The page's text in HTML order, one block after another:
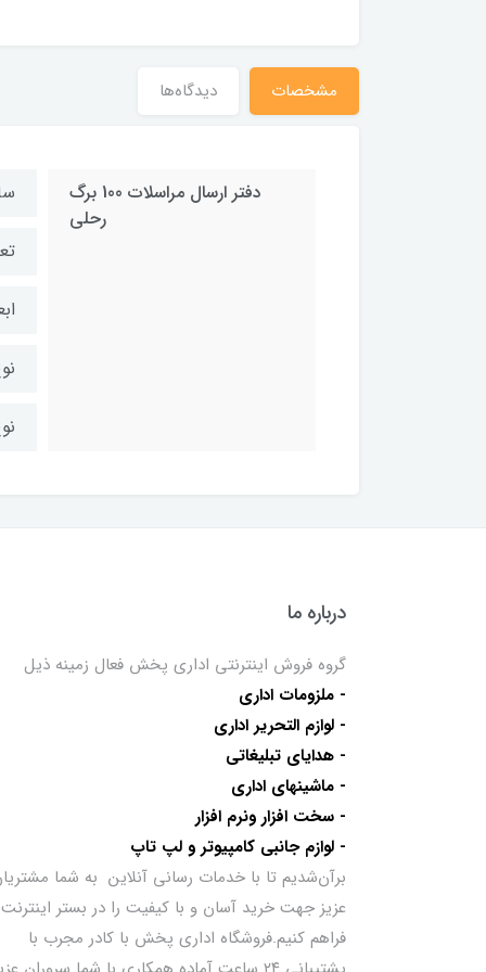
مشخصات دیدگاه‌ها
دفتر ارسال مراسلات 100 برگ
رحلی
ابعاد:
درباره ما
گروه فروش اینترنتی اداری پخش فعال زمینه ذیل
- ملزومات اداری
- لوازم التحریر اداری
- هدایای تبلیغاتی
- ماشینهای اداری
- سخت افزار ونرم افزار
- لوازم جانبی کامپیوتر و لپ تاپ
برآن‌شدیم تا با خدمات رسانی آنلاین به شما
عزیز جهت خرید آسان و با کیفیت را در بستر اینترنت
فراهم کنیم.فروشگاه اداری پخش با کادر مجرب با